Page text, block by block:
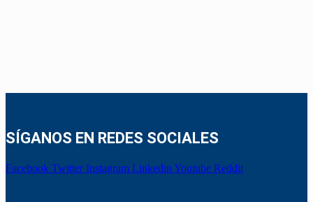
SÍGANOS EN REDES SOCIALES
Facebook Twitter Instagram Linkedin Youtube Reddit